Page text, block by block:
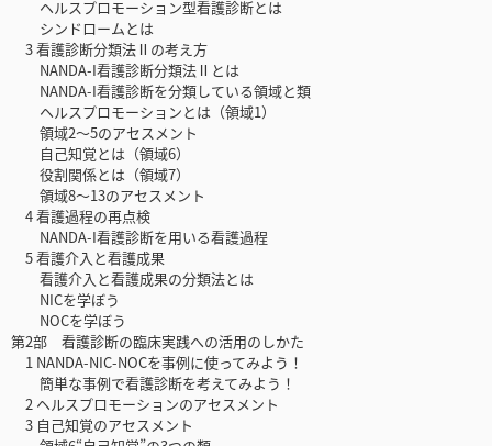
ヘルスプロモーション型看護診断とは
シンドロームとは
3 看護診断分類法Ⅱの考え方
NANDA-I看護診断分類法Ⅱとは
NANDA-I看護診断を分類している領域と類
ヘルスプロモーションとは（領域1）
領域2～5のアセスメント
自己知覚とは（領域6）
役割関係とは（領域7）
領域8～13のアセスメント
4 看護過程の再点検
NANDA-I看護診断を用いる看護過程
5 看護介入と看護成果
看護介入と看護成果の分類法とは
NICを学ぼう
NOCを学ぼう
第2部 看護診断の臨床実践への活用のしかた
1 NANDA-NIC-NOCを事例に使ってみよう！
簡単な事例で看護診断を考えてみよう！
2 ヘルスプロモーションのアセスメント
3 自己知覚のアセスメント